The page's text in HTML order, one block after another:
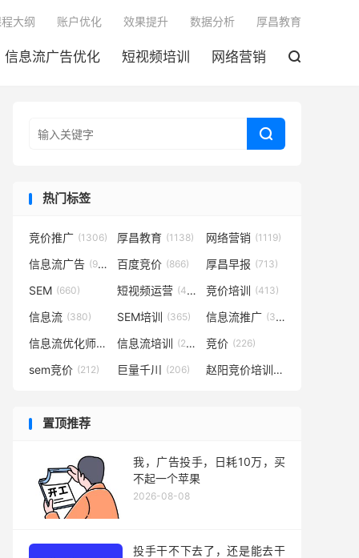
信息流广告优化 短视频培训 网络营销 
大纲 账户优化 效果提升 数据分析 厚昌教育

热门标签
竞价推广 (1306) 厚昌教育 (1138) 网络营销 (1119)
信息流广告 (932) 百度竞价 (866) 厚昌早报 (713)
SEM (660) 短视频运营 (431) 竞价培训 (413)
信息流 (380) SEM培训 (365) 信息流推广 (350)
信息流优化师(291)信息流培训 (281) 竞价 (226)
sem竞价 (212) 巨量千川 (206) 赵阳竞价培训(194)
置顶推荐
我，广告投手，日耗10万，买
不起一个苹果
2026-08-08
投手干不下去了，还是能去干